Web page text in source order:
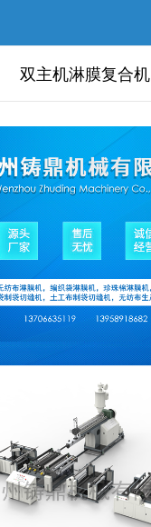
双主机淋膜复合机